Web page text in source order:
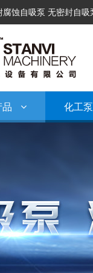
蚀自吸泵 无密封自
化工